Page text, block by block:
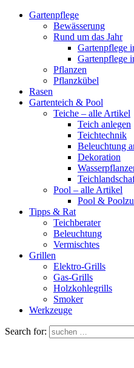
Gartenpflege
Bewässerung
Rund um das Jahr
Gartenpflege
Gartenpflege
Pflanzen
Pflanzkübel
Rasen
Gartenteich & Pool
Teiche – alle Artikel
Teich anlegen
Teichtechnik
Beleuchtung
Dekoration
Pool – alle Artikel
Pool &
Tipps & Rat
Teichberater
Beleuchtung
Vermischtes
Grillen
Elektro-Grills
Gas-Grills
Holzkohlegrills
Smoker
Werkzeuge
Search for: